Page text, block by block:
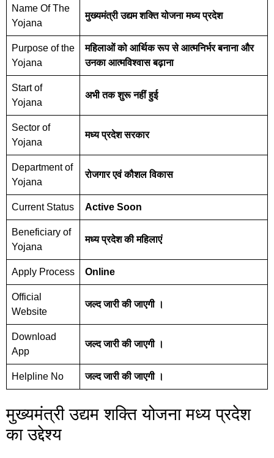
Name Of The
Yojana
मुख्यमंत्री उद्यम शक्ति योजना मध्य प्रदेश
Purpose of the
Yojana
महिलाओं को आर्थिक रूप से आत्मनिर्भर बनाना और
उनका आत्मविश्वास बढ़ाना
Start of
Yojana
अभी तक शुरू नहीं हुई
Sector of
Yojana
मध्य प्रदेश सरकार
Department of
Yojana
रोजगार एवं कौशल विकास
Current Status Active Soon
Beneficiary of
Yojana
मध्य प्रदेश की महिलाएं
Apply Process Online
Official
Website
जल्द जारी की जाएगी ।
Download
App
जल्द जारी की जाएगी ।
Helpline No जल्द जारी की जाएगी ।
मुख्यमंत्री उद्यम शक्ति योजना मध्य प्रदेश
का उद्देश्य